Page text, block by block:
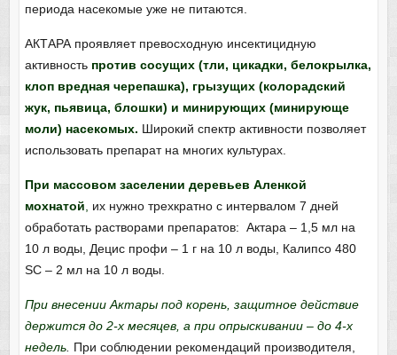
периода насекомые уже не питаются.
АКТАРА проявляет превосходную инсектицидную
активность против сосущих (тли, цикадки, белокрылка,
клоп вредная черепашка), грызущих (колорадский
жук, пьявица, блошки) и минирующих (минирующе
моли) насекомых. Широкий спектр активности позволяет
использовать препарат на многих культурах.
При массовом заселении деревьев Аленкой
мохнатой
их нужно трехкратно с интервалом 7 дней
обработать растворами препаратов: Актара – 1,5 мл на
10 л воды, Децис профи – 1 г на 10 л воды, Калипсо 480
SС – 2 мл на 10 л воды.
При внесении Актары под корень, защитное действие
держится до 2-х месяцев, а при опрыскивании – до 4-х
недель. При соблюдении рекомендаций производителя,